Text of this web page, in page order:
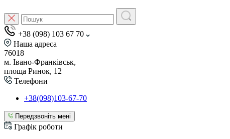
+38 (098) 103 67 70
Наша адреса
76018
м. Івано-Франківськ,
площа Ринок, 12
Телефони
+38(098)103-67-70
Передзвоніть мені
Графік роботи